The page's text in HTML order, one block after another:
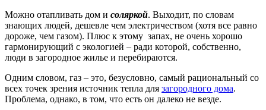
Можно отапливать дом и соляркой. Выходит, по словам
знающих людей, дешевле чем электричеством (хотя все равно
дороже, чем газом). Плюс к этому запах, не очень хорошо
гармонирующий с экологией – ради которой, собственно,
люди в загородное жилье и перебираются.
Одним словом, газ – это, безусловно, самый рациональный со
всех точек зрения источник тепла для загородного дома.
Проблема, однако, в том, что есть он далеко не везде.